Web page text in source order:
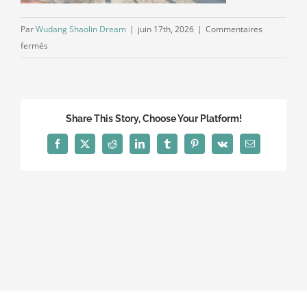
ParWudang Shaolin Dream | juin 17th, 2026 | Commentaires
fermés
Share This Story, Choose Your Platform!
Facebook
X Reddit LinkedInTumblrPinterest
Vk Email